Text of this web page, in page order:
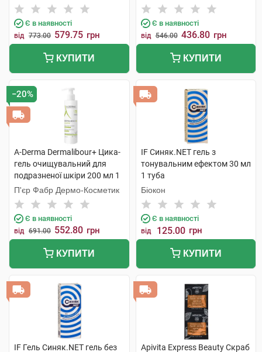
Є в наявності
від 773.00 579.75 грн
КУПИТИ
Є в наявності
від 546.00 436.80 грн
КУПИТИ
−20%
A-Derma Dermalibour+ Цика-
гель очищувальний для
подразненої шкіри 200 мл 1
флакон
П'єр Фабр Дермо-Косметик
Є в наявності
від 691.00 552.80 грн
КУПИТИ
IF Синяк.NET гель з
тонувальним ефектом 30 мл
1 туба
Біокон
Є в наявності
від 125.00 грн
КУПИТИ
IF Гель Синяк.NET гель без Apivita Express Beauty Скраб